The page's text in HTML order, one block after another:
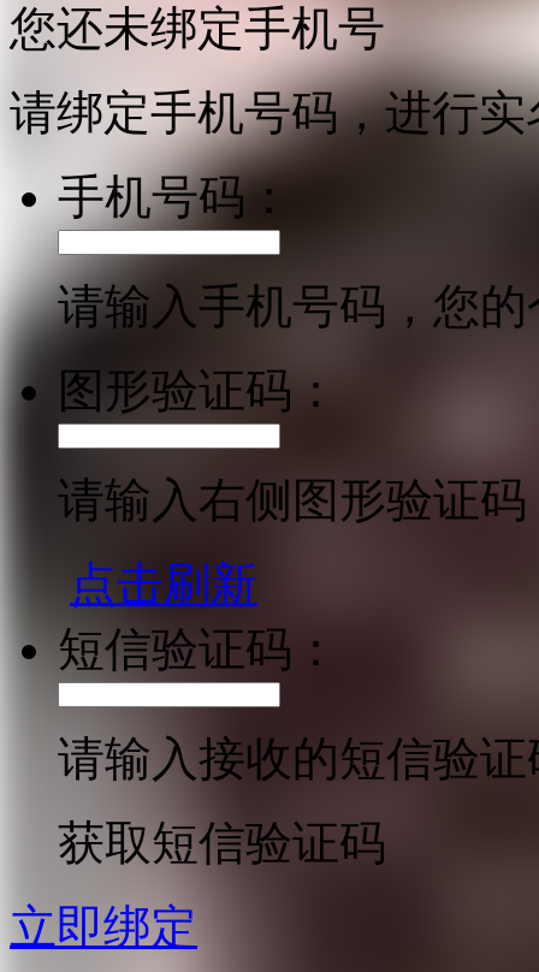
您还未绑定手机号
请绑定手机号码，进行
手机号码：
请输入手机号码，您
图形验证码：
请输入右侧图形验证码
点击刷新
短信验证码：
请输入接收的短信验证
获取短信验证码
立即绑定